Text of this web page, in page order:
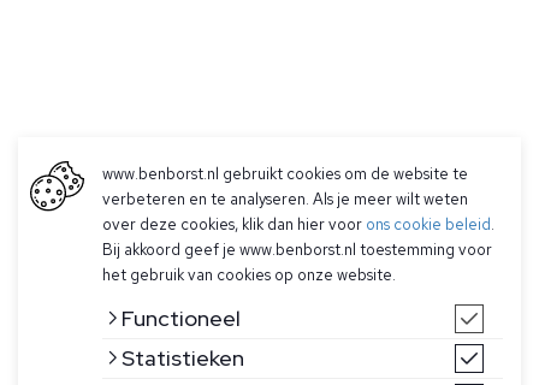
Betalen
Verzending & Retourneren
Contact
www.benborst.nl gebruikt cookies om de website te
verbeteren en te analyseren. Als je meer wilt weten
over deze cookies, klik dan hier voor ons cookie beleid.
Bij akkoord geef je www.benborst.nl toestemming voor
het gebruik van cookies op onze website.
Functioneel
Statistieken